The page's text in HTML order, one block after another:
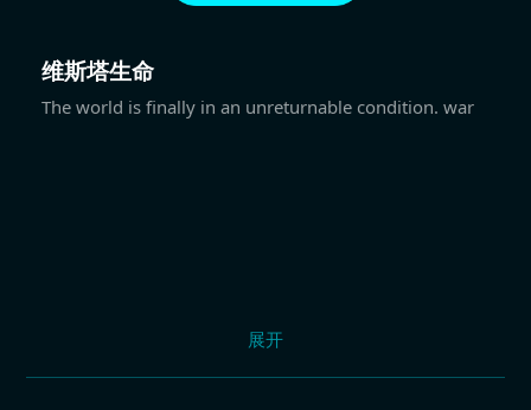
维斯塔生命
The world is finally in an unreturnable condition. war
展开